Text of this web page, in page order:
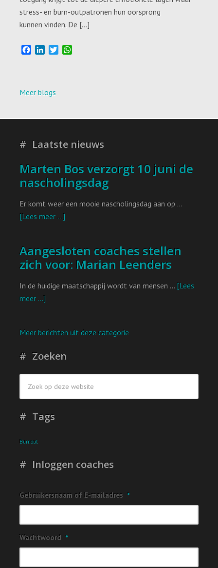
stress- en burn-outpatronen hun oorsprong
kunnen vinden. De […]
b
k
e
n
p
Meer blogs
Laatste nieuws
Marten Bos verzorgt 10 juni de
nascholingsdag
Er komt weer een mooie nascholingsdag aan op …
[Lees meer ...]
Aangesloten coaches stellen
zich voor: Marian Leenders
In de huidige maatschappij wordt van mensen … [Lees
meer ...]
Meer berichten uit deze categorie
Zoeken
Tags
Burnout
Inloggen coaches
Gebruikersnaam of E-mailadres *
Wachtwoord *